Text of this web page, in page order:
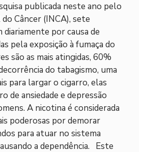
publicada neste ano pelo
Câncer (INCA), sete
por causa de
pela exposição à fumaça do
são as mais atingidas, 60%
do tabagismo, uma
para largar o cigarro, elas
de ansiedade e depressão
A nicotina é considerada
poderosas por demorar
para atuar no sistema
a dependência. Este